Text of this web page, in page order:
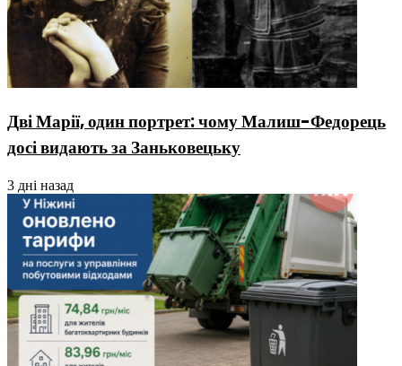
Дві Марії, один портрет: чому Малиш-Федорець
досі видають за Заньковецьку
3 дні назад